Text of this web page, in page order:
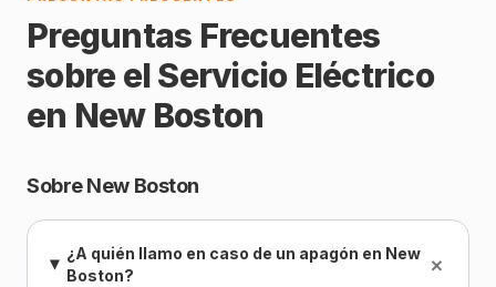
Preguntas Frecuentes
sobre el Servicio Eléctrico
en New Boston
Sobre New Boston
¿A quién llamo en caso de un apagón en New
Boston?
+